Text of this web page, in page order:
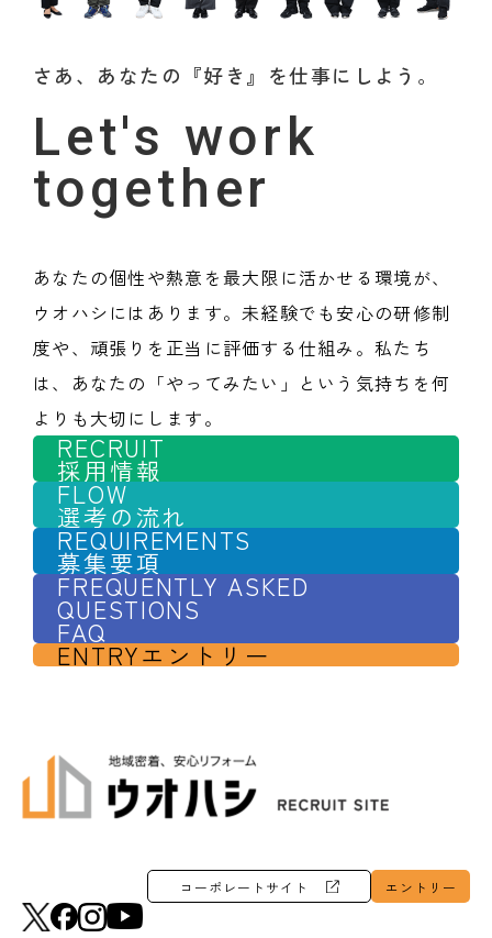
さあ、あなたの『好き』を仕事にしよう。
Let's work
together
あなたの個性や熱意を最大限に活かせる環境が、
ウオハシにはあります。未経験でも安心の研修制
度や、頑張りを正当に評価する仕組み。私たち
は、あなたの「やってみたい」という気持ちを何
よりも大切にします。
RECRUIT
採用情報
FLOW
選考の流れ
REQUIREMENTS
募集要項
FREQUENTLY ASKED
QUESTIONS
FAQ
ENTRYエントリー
コーポレートサイト エントリー